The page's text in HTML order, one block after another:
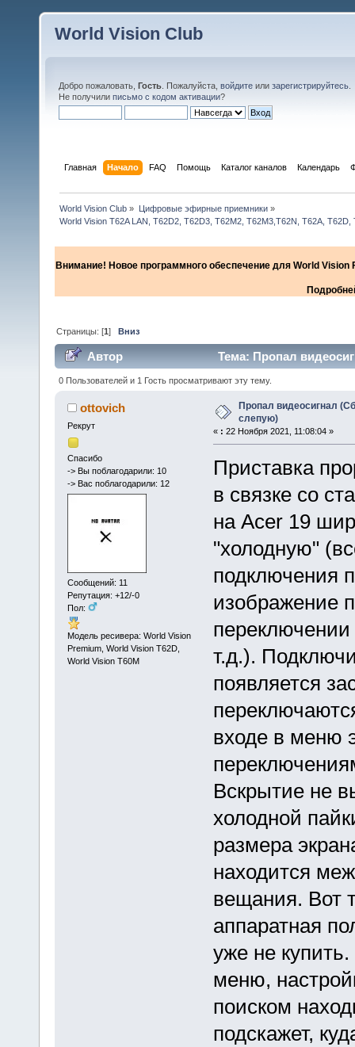
World Vision Club
Добро пожаловать, Гость . Пожалуйста, войдите или зарегистрируйтесь
Не получили письмо с кодом активации?
Главная Начало FAQ Помощь Каталог каналов Календарь
World Vision Club » Цифровые эфирные приемники»
World Vision T62A LAN, T62D2, T62D3, T62M2, T62M3,T62N, T62A, T62D,
Внимание! Новое программного обеспечение для World
Страницы: [1]Вниз
Автор Тема: Пропал
0 Пользователей и 1 Гость просматривают эту тему.
ottovich
Рекрут
Спасибо
-> Вы поблагодарили: 10
-> Вас поблагодарили: 12
Сообщений: 11
Репутация: +12/-0
Пол:
Модель ресивера: World Vision
Premium, World Vision T62D,
World Vision T60M
Пропал видеосигнал
слепую)
« : 22 Ноября 2021, 11:08:04 »
Приставка
в связке со
на Acer 19
"холодную"
подключения
изображение
т.д.).
появляется
входе в меню
Вскрытие не
холодной
размера
находится
вещания. Вот
аппаратная
уже не
меню,
поиском
подскажет,